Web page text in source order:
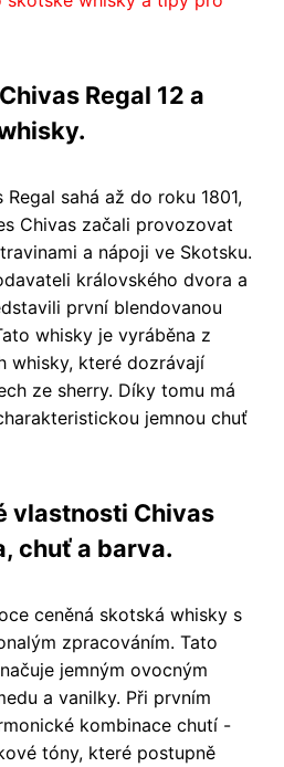
Regal 12 a
sahá až do roku 1801,
Chivas začali provozovat
a nápoji ve Skotsku.
královského dvora a
první blendovanou
whisky je vyráběna z
whisky, které dozrávají
ze sherry. Díky tomu má
jemnou chuť
vlastnosti Chivas
chuť a barva.
ceněná skotská whisky s
zpracováním. Tato
jemným ovocným
a vanilky. Při prvním
kombinace chutí -
tóny, které postupně